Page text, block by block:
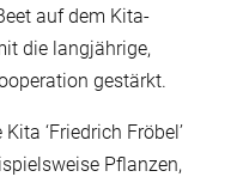
auf dem Kita-
die langjährige,
gestärkt.
‘Friedrich Fröbel’
Pflanzen,